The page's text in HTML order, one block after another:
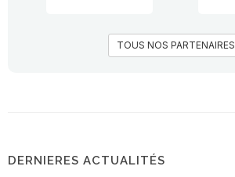
TOUS NOS PARTENAIRES
DERNIERES ACTUALITÉS